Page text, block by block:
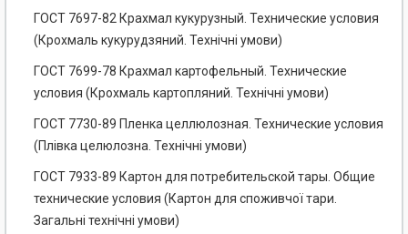
ГОСТ 7697-82 Крахмал кукурузный. Технические условия
(Крохмаль кукурудзяний. Технічні умови)
ГОСТ 7699-78 Крахмал картофельный. Технические
условия (Крохмаль картопляний. Технічні умови)
ГОСТ 7730-89 Пленка целлюлозная. Технические условия
(Плівка целюлозна. Технічні умови)
ГОСТ 7933-89 Картон для потребительской тары. Общие
технические условия (Картон для споживчої тари.
Загальні технічні умови)